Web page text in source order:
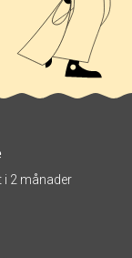
2 månader